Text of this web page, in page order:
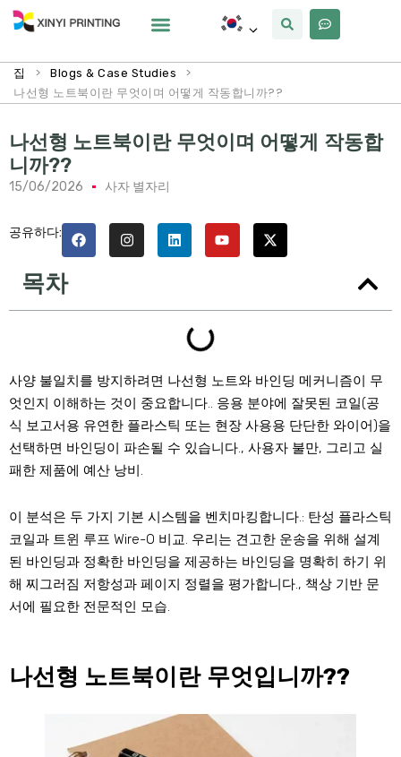
집 > Blogs & Case Studies
>
나선형 노트북이란 무엇이며 어떻게 작동합니까??
나선형 노트북이란 무엇이며 어떻게 작동합
니까??
15/06/2026 사자 별자리
공유하다:
목차
사양 불일치를 방지하려면 나선형 노트와 바인딩 메커니즘이 무
엇인지 이해하는 것이 중요합니다.. 응용 분야에 잘못된 코일(공
식 보고서용 유연한 플라스틱 또는 현장 사용용 단단한 와이어)을
선택하면 바인딩이 파손될 수 있습니다., 사용자 불만, 그리고 실
패한 제품에 예산 낭비.
이 분석은 두 가지 기본 시스템을 벤치마킹합니다.: 탄성 플라스틱
코일과 트윈 루프 Wire-O 비교. 우리는 견고한 운송을 위해 설계
된 바인딩과 정확한 바인딩을 제공하는 바인딩을 명확히 하기 위
해 찌그러짐 저항성과 페이지 정렬을 평가합니다., 책상 기반 문
서에 필요한 전문적인 모습.
나선형 노트북이란 무엇입니까??